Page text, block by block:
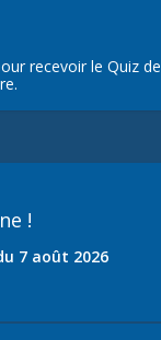
recevoir le Quiz de
!
7 août 2026